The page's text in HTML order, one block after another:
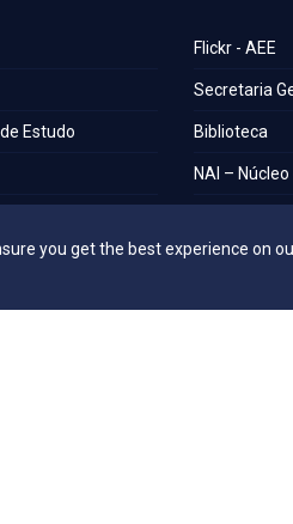
you get the best experience on
Estudo
2026/1 - Campus
Flickr - AEE
Secretaria
Biblioteca
NAI –
UniMAPS